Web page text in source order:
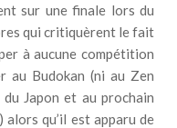
sur une finale lors du
qui critiquèrent le fait
à aucune compétition
au Budokan (ni au Zen
Japon et au prochain
alors qu’il est apparu de